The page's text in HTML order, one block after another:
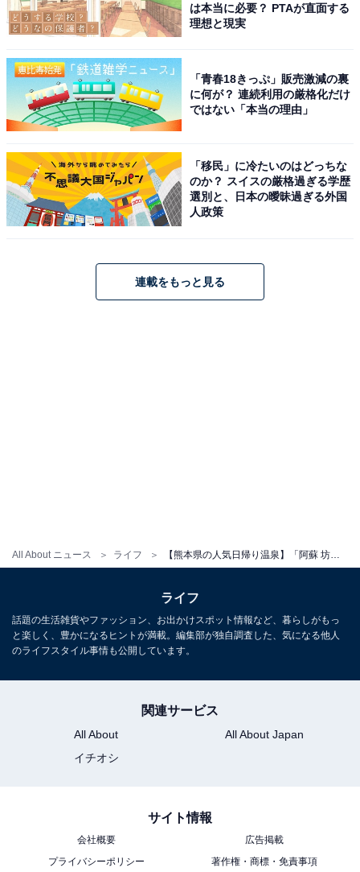
All About ニュース ライフ
アクセス
所在地：熊本県阿蘇市黒川1538番地3
本IC」より国道57号線経由で車で約1時間 / 駐車場50台
宿泊可否
宿泊：不可（日帰り入浴専用施設）
は本当に必要？ PTAが直面する
理想と現実
「青春18きっぷ」販売激減の裏
に何が？ 連続利用の厳格化だけ
ではない「本当の理由」
「移民」に冷たいのはどっちな
のか？ スイスの厳格過ぎる学歴
選別と、日本の曖昧過ぎる外国
人政策
連載をもっと見る
ライフ
話題の生活雑貨やファッション、お出かけスポット情報など、暮らしがもっ
と楽しく、豊かになるヒントが満載。編集部が独自調査した、気になる他人
のライフスタイル事情も公開しています。
関連サービス
All About
All About Japan
イチオシ
サイト情報
会社概要
広告掲載
プライバシーポリシー
著作権・商標・免責事項